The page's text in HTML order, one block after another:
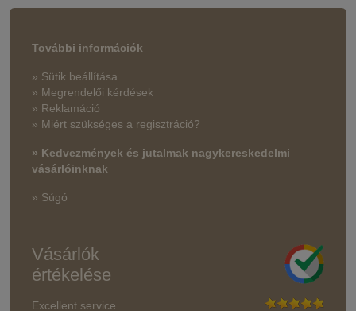
További információk
» Sütik beállítása
» Megrendelői kérdések
» Reklamáció
» Miért szükséges a regisztráció?
» Kedvezmények és jutalmak nagykereskedelmi
vásárlóinknak
» Súgó
Vásárlók
értékelése
Excellent service